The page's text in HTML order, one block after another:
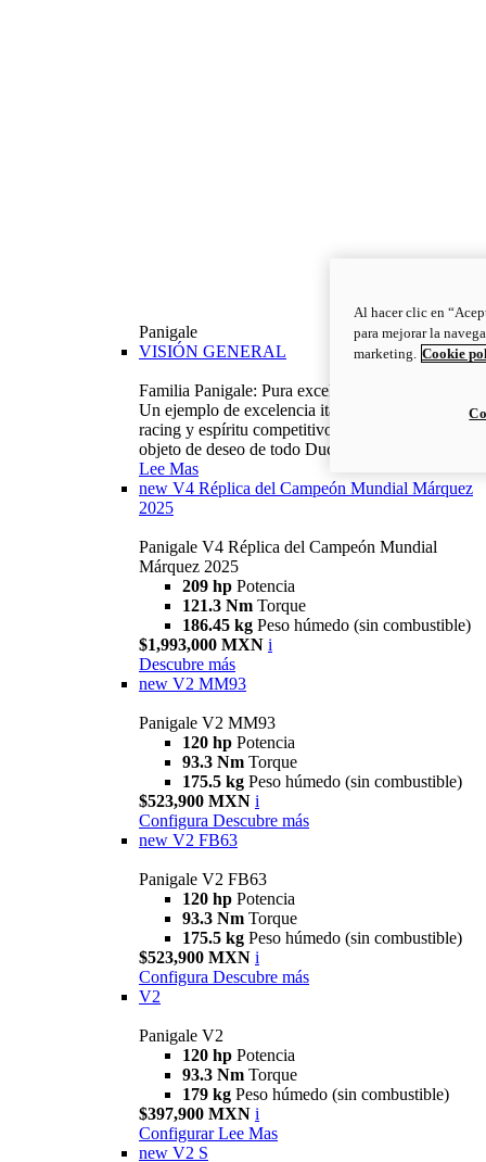
Panigale
VISIÓN GENERAL
Familia Panigale: Pura excelencia italiana.
Un ejemplo de excelencia italiana, con ADN
racing y espíritu competitivo: la Panigale es el
objeto de deseo de todo Ducatista.
Lee Mas
new V4 Réplica del Campeón Mundial Márquez
2025
Panigale V4 Réplica del Campeón Mundial
Márquez 2025
209 hp Potencia
121.3 Nm Torque
186.45 kg Peso húmedo (sin combustible)
$1,993,000 MXN i
Descubre más
new V2 MM93
Panigale V2 MM93
120 hp Potencia
93.3 Nm Torque
175.5 kg Peso húmedo (sin combustible)
$523,900 MXN i
Configura Descubre más
new V2 FB63
Panigale V2 FB63
120 hp Potencia
93.3 Nm Torque
175.5 kg Peso húmedo (sin combustible)
$523,900 MXN i
Configura Descubre más
V2
Panigale V2
120 hp Potencia
93.3 Nm Torque
179 kg Peso húmedo (sin combustible)
$397,900 MXN i
Configurar Lee Mas
new V2 S
Al hacer clic en
para mejorar la
marketing. Cookie